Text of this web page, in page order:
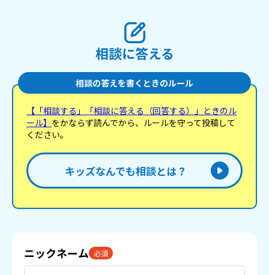
相談に答える
相談の答えを書くときのルール
【「相談する」「相談に答える（回答する）」ときのル
ール】 をかならず読んでから、ルールを守って投稿して
ください。
キッズなんでも相談とは？
ニックネーム 必須